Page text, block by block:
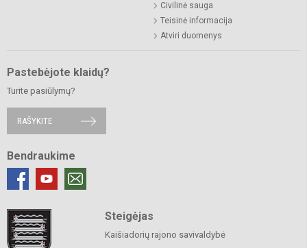
Civilinė sauga
Teisinė informacija
Atviri duomenys
Pastebėjote klaidų?
Turite pasiūlymų?
RAŠYKITE
Bendraukime
Steigėjas
Kaišiadorių rajono savivaldybė